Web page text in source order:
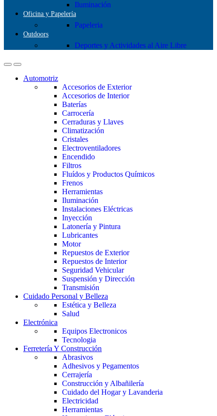
Iluminación
Oficina y Papelería
Papeleria
Outdoors
Deportes y Actividades al Aire Libre
Automotriz
Accesorios de Exterior
Accesorios de Interior
Baterías
Carrocería
Cerraduras y Llaves
Climatización
Cristales
Electroventiladores
Encendido
Filtros
Fluídos y Productos Químicos
Frenos
Herramientas
Iluminación
Instalaciones Eléctricas
Inyección
Latonería y Pintura
Lubricantes
Motor
Repuestos de Exterior
Repuestos de Interior
Seguridad Vehicular
Suspensión y Dirección
Transmisión
Cuidado Personal y Belleza
Estética y Belleza
Salud
Electrónica
Equipos Electronicos
Tecnologia
Ferretería Y Construcción
Abrasivos
Adhesivos y Pegamentos
Cerrajería
Construcción y Albañilería
Cuidado del Hogar y Lavanderia
Electricidad
Herramientas